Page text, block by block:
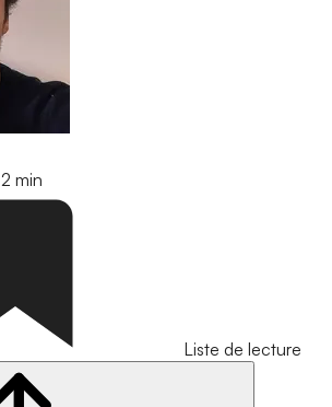
2 min
Liste de lecture